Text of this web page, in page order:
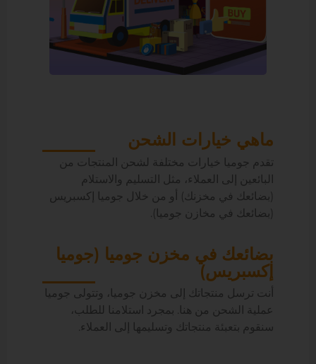
ماهي خيارات الشحن
تقدم جوميا خيارات مختلفة لشحن المنتجات من
البائعين إلى العملاء، مثل التسليم والاستلام
(بضائعك في مخزنك) أو من خلال جوميا إكسبريس
(بضائعك في مخازن جوميا).
بضائعك في مخزن جوميا (جوميا
إكسبريس)
أنت ترسل منتجاتك إلى مخزن جوميا، وتتولى جوميا
عملية الشحن من هنا. بمجرد استلامنا للطلب،
سنقوم بتعبئة منتجاتك وتسليمها إلى العملاء.